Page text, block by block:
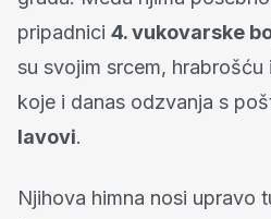
pripadnici 4. vukovarske
su svojim srcem,
koje i danas odzvanja s
lavovi.
Njihova himna nosi upravo